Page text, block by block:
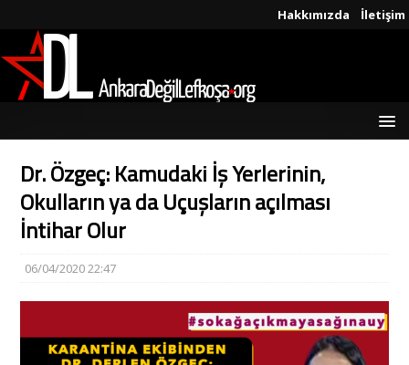
Hakkımızda İletişim
Dr. Özgeç: Kamudaki İş Yerlerinin,
Okulların ya da Uçuşların açılması
İntihar Olur
06/04/2020 22:47